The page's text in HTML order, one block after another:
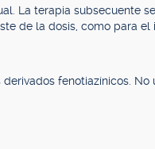
La terapia subsecuente
de la dosis, como para el
fenotiazínicos. No